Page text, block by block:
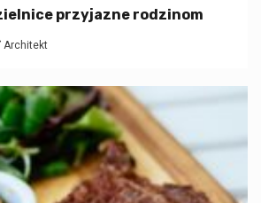
przyjazne rodzinom
Architekt